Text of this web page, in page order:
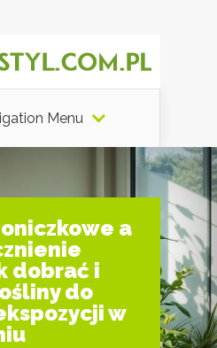
Menu
a
dobrać i
do
w